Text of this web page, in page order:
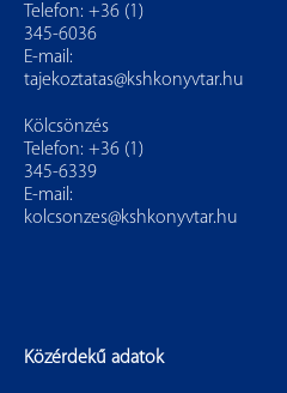
Telefon: +36 (1)
345-6036
E-mail:
tajekoztatas@kshkonyvtar.hu
Kölcsönzés
Telefon: +36 (1)
345-6339
E-mail:
kolcsonzes@kshkonyvtar.hu
Közérdekű adatok